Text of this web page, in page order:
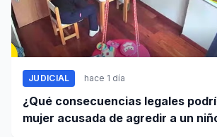
JUDICIAL hace 1 día
¿Qué consecuencias legales
mujer acusada de agredir a un